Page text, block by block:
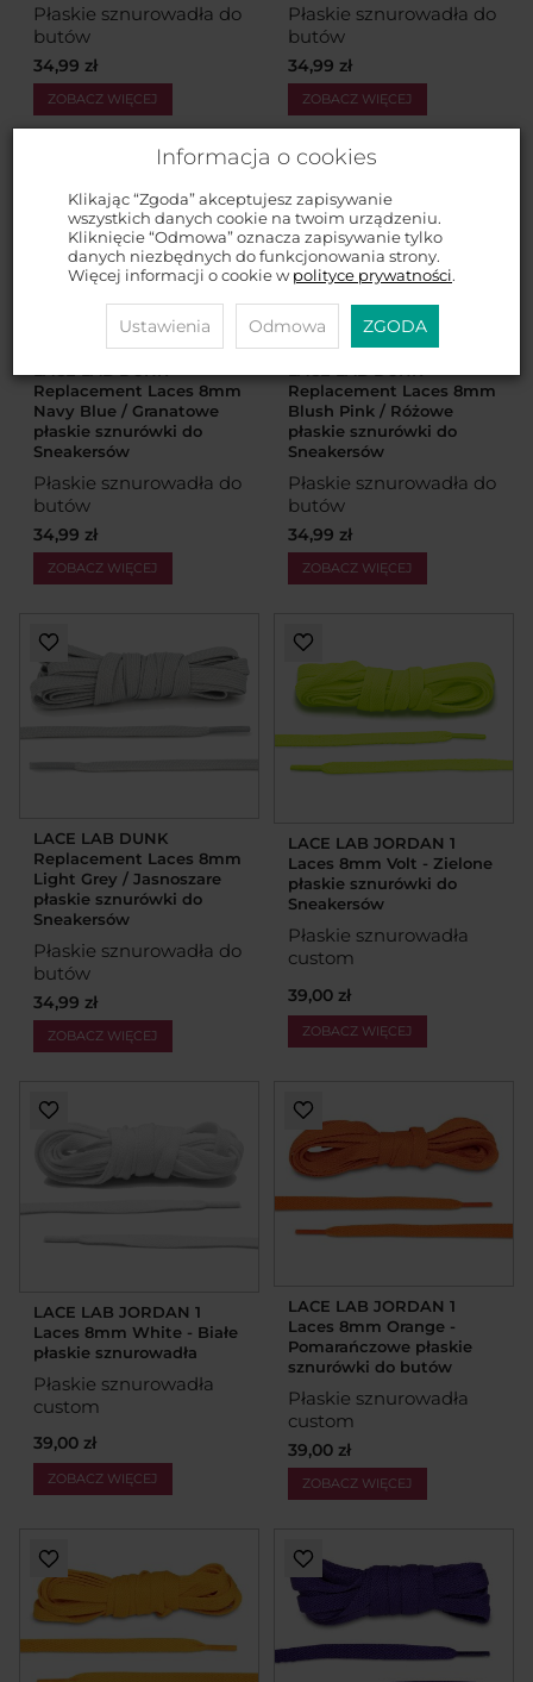
Płaskie sznurowadła do
butów
34,99 zł
ZOBACZ WIĘCEJ
Płaskie sznurowadła do
butów
34,99 zł
ZOBACZ WIĘCEJ
Replacement Laces 8mm
Navy Blue / Granatowe
płaskie sznurówki do
Sneakersów
Płaskie sznurowadła do
butów
34,99 zł
ZOBACZ WIĘCEJ
Replacement Laces 8mm
Blush Pink / Różowe
płaskie sznurówki do
Sneakersów
Płaskie sznurowadła do
butów
34,99 zł
ZOBACZ WIĘCEJ
LACE LAB DUNK
Replacement Laces 8mm
Light Grey / Jasnoszare
płaskie sznurówki do
Sneakersów
Płaskie sznurowadła do
butów
34,99 zł
ZOBACZ WIĘCEJ
LACE LAB JORDAN 1
Laces 8mm Volt - Zielone
płaskie sznurówki do
Sneakersów
Płaskie sznurowadła
custom
39,00 zł
ZOBACZ WIĘCEJ
LACE LAB JORDAN 1
Laces 8mm White - Białe
płaskie sznurowadła
Płaskie sznurowadła
custom
39,00 zł
ZOBACZ WIĘCEJ
LACE LAB JORDAN 1
Laces 8mm Orange -
Pomarańczowe płaskie
sznurówki do butów
Płaskie sznurowadła
custom
39,00 zł
ZOBACZ WIĘCEJ
Informacja o cookies
Klikając “Zgoda” akceptujesz zapisywanie
wszystkich danych cookie na twoim urządzeniu.
Kliknięcie “Odmowa” oznacza zapisywanie tylko
danych niezbędnych do funkcjonowania strony.
Więcej informacji o cookie w polityce prywatności.
Ustawienia Odmowa ZGODA